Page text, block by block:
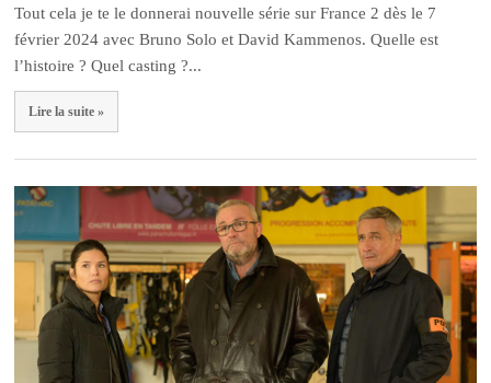
Tout cela je te le donnerai nouvelle série sur France 2 dès le 7
février 2024 avec Bruno Solo et David Kammenos. Quelle est
l’histoire ? Quel casting ?...
Lire la suite »